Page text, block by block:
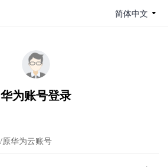
简体中文
华为账号登录